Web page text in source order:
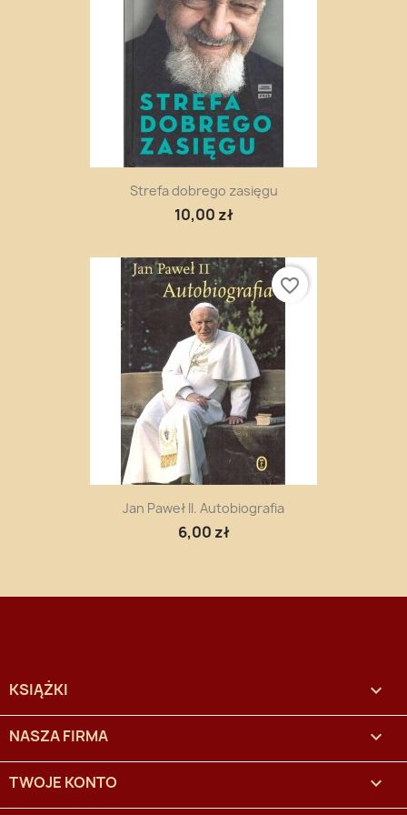
Strefa dobrego zasięgu
10,00 zł
Jan Paweł II. Autobiografia
6,00 zł
favorite_border
KSIĄŻKI 
NASZA FIRMA 
TWOJE KONTO 